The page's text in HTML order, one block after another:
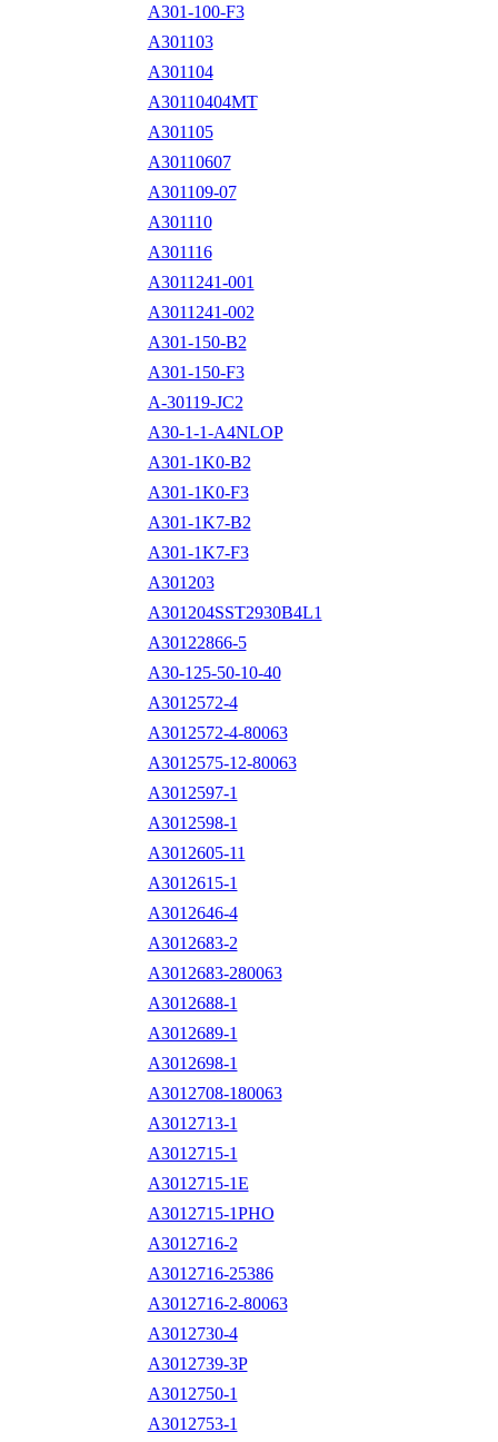
A301-100-F3
A301103
A301104
A30110404MT
A301105
A30110607
A301109-07
A301110
A301116
A3011241-001
A3011241-002
A301-150-B2
A301-150-F3
A-30119-JC2
A30-1-1-A4NLOP
A301-1K0-B2
A301-1K0-F3
A301-1K7-B2
A301-1K7-F3
A301203
A301204SST2930B4L1
A30122866-5
A30-125-50-10-40
A3012572-4
A3012572-4-80063
A3012575-12-80063
A3012597-1
A3012598-1
A3012605-11
A3012615-1
A3012646-4
A3012683-2
A3012683-280063
A3012688-1
A3012689-1
A3012698-1
A3012708-180063
A3012713-1
A3012715-1
A3012715-1E
A3012715-1PHO
A3012716-2
A3012716-25386
A3012716-2-80063
A3012730-4
A3012739-3P
A3012750-1
A3012753-1